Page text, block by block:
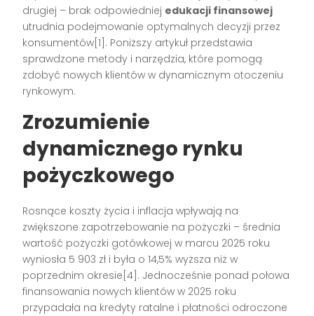
drugiej – brak odpowiedniej edukacji finansowej
utrudnia podejmowanie optymalnych decyzji przez
konsumentów[1]. Poniższy artykuł przedstawia
sprawdzone metody i narzędzia, które pomogą
zdobyć nowych klientów w dynamicznym otoczeniu
rynkowym.
Zrozumienie
dynamicznego rynku
pożyczkowego
Rosnące koszty życia i inflacja wpływają na
zwiększone zapotrzebowanie na pożyczki – średnia
wartość pożyczki gotówkowej w marcu 2025 roku
wyniosła 5 903 zł i była o 14,5% wyższa niż w
poprzednim okresie[4]. Jednocześnie ponad połowa
finansowania nowych klientów w 2025 roku
przypadała na kredyty ratalne i płatności odroczone